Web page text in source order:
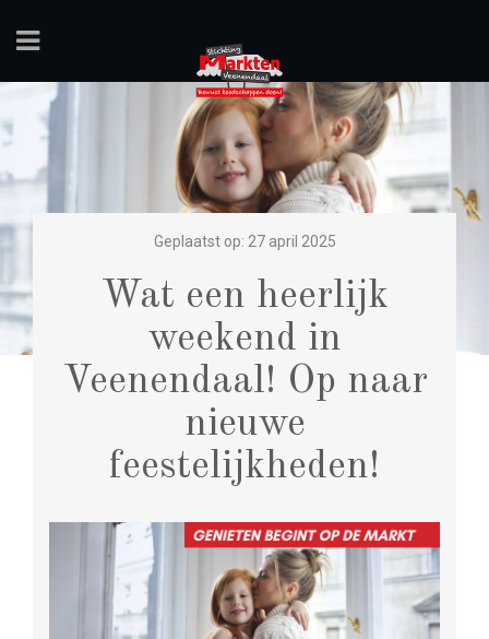
Geplaatst op: 27 april 2025
Wat een heerlijk
weekend in
Veenendaal! Op naar
nieuwe
feestelijkheden!